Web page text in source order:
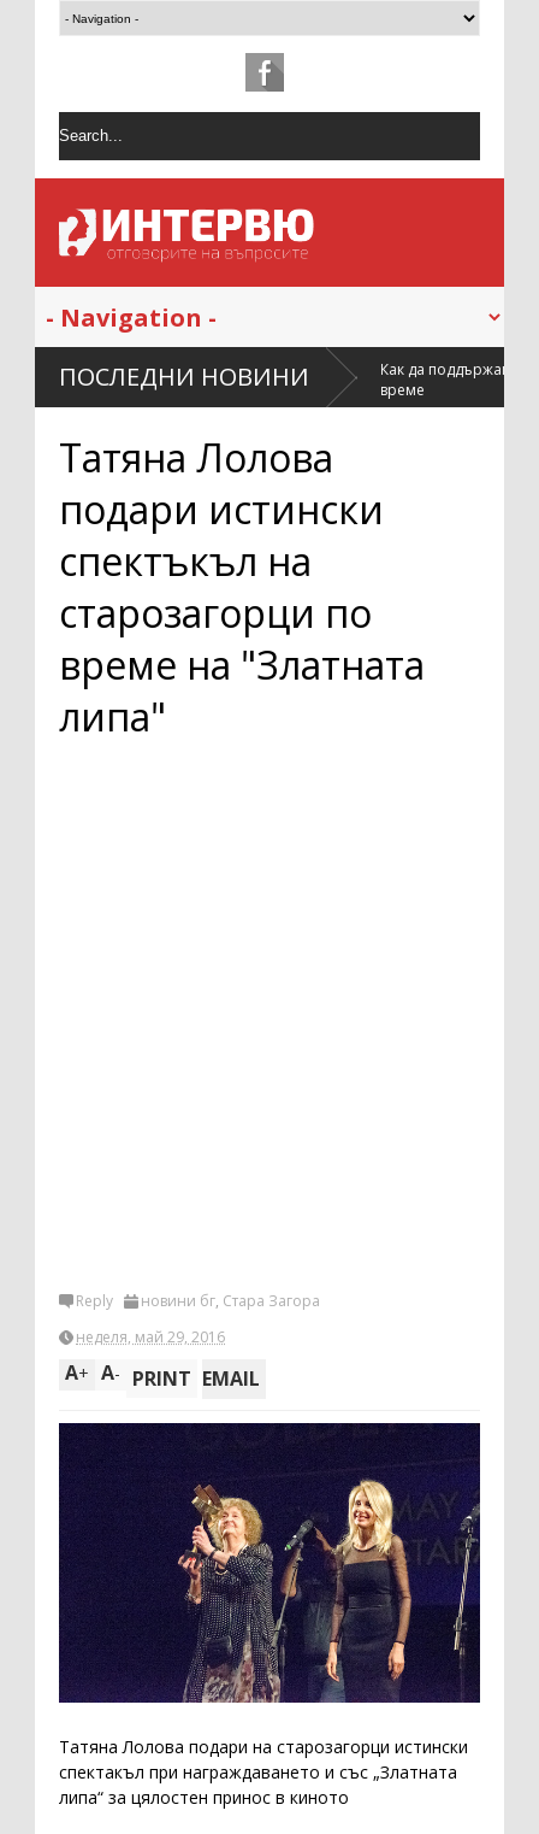
ПОСЛЕДНИ НОВИНИ
след
Как да поддържаме халата си мек и свеж по-
време
Татяна Лолова
подари истински
спектъкъл на
старозагорци по
време на "Златната
липа"
Reply новини бг, Стара Загора
неделя, май 29, 2016
A+ A- PRINT EMAIL
Татяна Лолова подари на старозагорци истински
спектакъл при награждаването и със „Златната
липа“ за цялостен принос в киното